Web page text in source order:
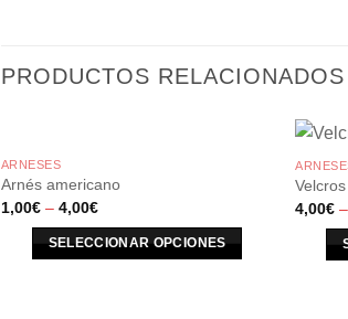
PRODUCTOS RELACIONADOS
ARNESES
Arnés americano
1,00€– 4,00€
SELECCIONAR OPCIONES
4,00€